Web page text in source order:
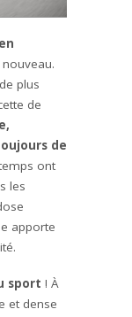
plus
de
de
ont
les
apporte
sport ! À
et dense